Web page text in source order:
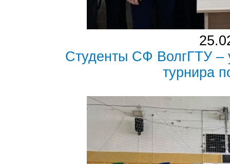
Студенты СФ ВолгГТУ –
турнира